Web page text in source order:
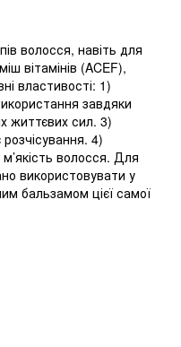
волосся, навіть для
вітамінів (ACEF),
властивості: 1)
завдяки
життєвих сил. 3)
4)
волосся. Для
використовувати у
бальзамом цієї самої